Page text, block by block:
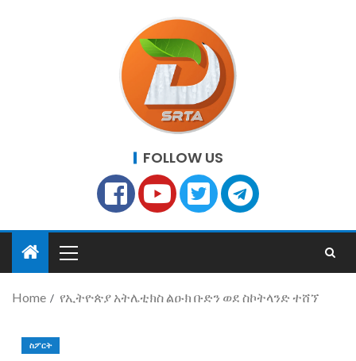
FOLLOW US
Home የኢትዮጵያ አትሌቲክስ ልዑክ ቡድን ወደ ስኮትላንድ ተሸኘ
ስፖርት